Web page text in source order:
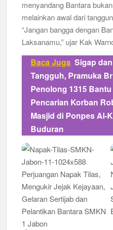
menyandang Bantara
melainkan awal dari
“Jangan bangga dengan
Laksanamu,” ujar Kak
Baca Juga Sigap dan
Tangguh, Pramuka
Penolong 1315 Bantu
Pencarian Korban
Masjid di Ponpes Al-
Buduran